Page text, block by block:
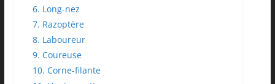
6. Long-nez
7. Razoptère
8. Laboureur
9. Coureuse
10. Corne-filante